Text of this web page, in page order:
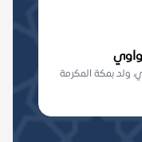
ولد بمكة المكرمة